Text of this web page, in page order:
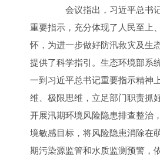
会议指出，习近平总书记
重要指示，充分体现了人民至上
怀，为进一步做好防汛救灾及生
提供了科学指引。生态环境部系
一到习近平总书记重要指示精神
维、极限思维，立足部门职责抓
开展汛期环境风险隐患排查整治
境敏感目标，将风险隐患消除在
期污染源监管和水质监测预警，